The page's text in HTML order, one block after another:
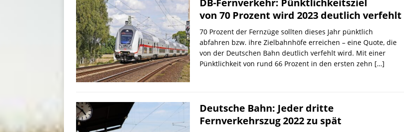
DB-Fernverkehr: Pünktlichkeitsziel
von 70 Prozent wird 2023 deutlich verfehlt
70 Prozent der Fernzüge sollten dieses Jahr pünktlich
abfahren bzw. ihre Zielbahnhöfe erreichen – eine Quote, die
von der Deutschen Bahn deutlich verfehlt wird. Mit einer
Pünktlichkeit von rund 66 Prozent in den ersten zehn […]
Deutsche Bahn: Jeder dritte
Fernverkehrszug 2022 zu spät